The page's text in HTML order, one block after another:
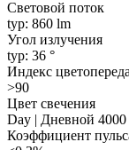
Световой поток
typ: 860 lm
Угол излучения
typ: 36 °
Индекс
>90
Цвет свечения
Day | Дневной
Коэффициент